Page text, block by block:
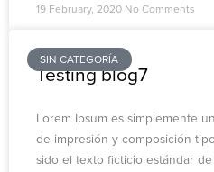
19 February, 2020 No Comments
SIN CATEGORÍA
Testing blog7
Lorem Ipsum es simplemente
de impresión y composición
sido el texto ficticio estándar